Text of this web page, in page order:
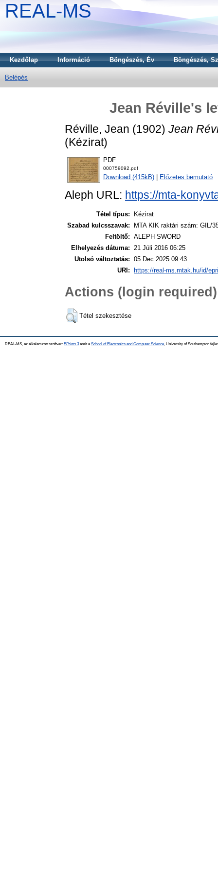
REAL-MS
Kezdőlap Információ Böngészés, Év Böngészés,
Belépés
Jean Réville's
Réville, Jean (1902) Jean
(Kézirat)
PDF
000759092.pdf
Download (415kB) Előzetes bemutató
Aleph URL: https://mta-
Tétel típus:
Kézirat
Szabad kulcsszavak:
MTA KIK raktári szám: GIL/
Feltöltő: ALEPH SWORD
Elhelyezés dátuma: 21 Júli 2016 06:25
Utolsó változtatás: 05 Dec 2025 09:43
URI:
https://real-ms.mtak.hu/id/
Actions (login required)
Tétel szekesztése
REAL-MS, az alkalamzott szoftver: EPrints 3amit a School of Electronics and Computer Science , University of Southampton